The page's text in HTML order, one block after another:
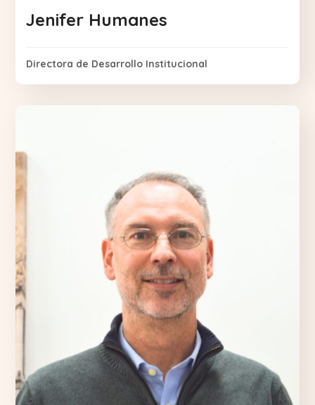
Jenifer Humanes
Directora de Desarrollo Institucional